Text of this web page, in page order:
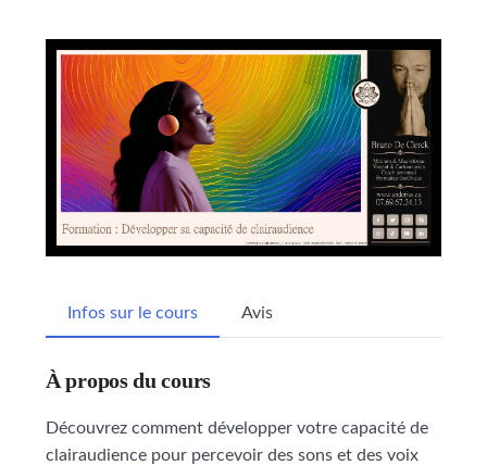
Infos sur le cours Avis
À propos du cours
Découvrez comment développer votre capacité de
clairaudience pour percevoir des sons et des voix